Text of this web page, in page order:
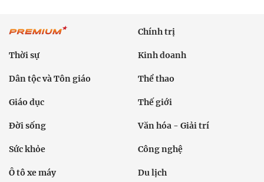
Chính trị
Thời sự Kinh doanh
Dân tộc và Tôn giáo Thể thao
Giáo dục Thế giới
Đời sống Văn hóa - Giải trí
Sức khỏe Công nghệ
Ô tô xe máy Du lịch